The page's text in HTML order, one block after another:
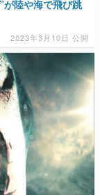
月14日に公開。